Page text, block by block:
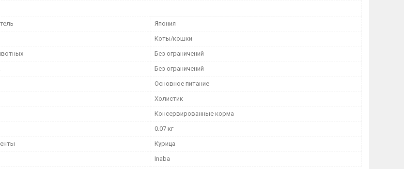
Япония
Коты/кошки
Без ограничений
Без ограничений
Основное питание
Холистик
Консервированные корма
0.07 кг
Курица
Inaba